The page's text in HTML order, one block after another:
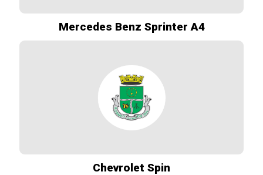
Mercedes Benz Sprinter A4
Chevrolet Spin